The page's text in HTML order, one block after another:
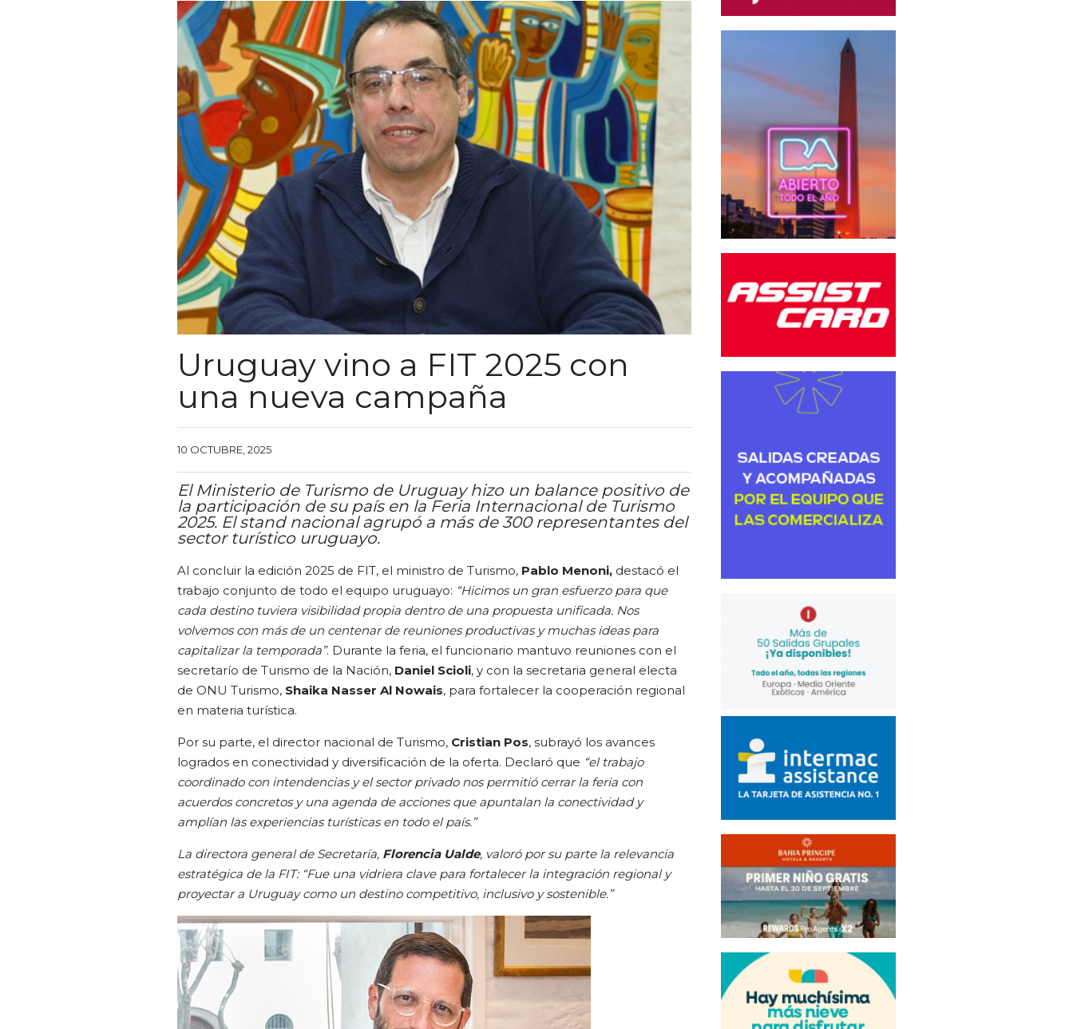
Uruguay vino a FIT 2025 con
una nueva campaña
10 OCTUBRE, 2025
El Ministerio de Turismo de Uruguay hizo un balance positivo de
la participación de su país en la Feria Internacional de Turismo
2025. El stand nacional agrupó a más de 300 representantes del
sector turístico uruguayo.
Al concluir la edición 2025 de FIT, el ministro de Turismo, Pablo Menoni, destacó el
trabajo conjunto de todo el equipo uruguayo: “Hicimos un gran esfuerzo para que
cada destino tuviera visibilidad propia dentro de una propuesta unificada. Nos
volvemos con más de un centenar de reuniones productivas y muchas ideas para
capitalizar la temporada”. Durante la feria, el funcionario mantuvo reuniones con el
secretarío de Turismo de la Nación, Daniel Scioli, y con la secretaria general electa
de ONU Turismo, Shaika Nasser Al Nowais, para fortalecer la cooperación regional
en materia turística.
Por su parte, el director nacional de Turismo, Cristian Pos, subrayó los avances
logrados en conectividad y diversificación de la oferta. Declaró que “el trabajo
coordinado con intendencias y el sector privado nos permitió cerrar la feria con
acuerdos concretos y una agenda de acciones que apuntalan la conectividad y
amplían las experiencias turísticas en todo el país.”
La directora general de Secretaría, Florencia Ualde, valoró por su parte la relevancia
estratégica de la FIT: “Fue una vidriera clave para fortalecer la integración regional y
proyectar a Uruguay como un destino competitivo, inclusivo y sostenible.”